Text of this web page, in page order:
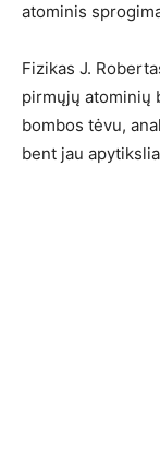
atominis
Fizikas J.
pirmųjų atominių
bombos tėvu,
bent jau